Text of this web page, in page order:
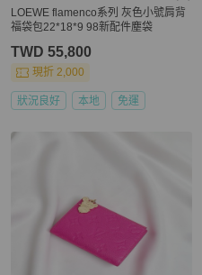
LOEWE flamenco系列 灰色小號肩背
福袋包22*18*9 98新配件塵袋
TWD 55,800
現折 2,000
狀況良好 本地 免運